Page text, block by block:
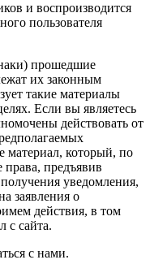
и воспроизводится
пользователя
прошедшие
их законным
такие материалы
Если вы являетесь
действовать от
материал, который, по
предъявив
уведомления,
заявления о
действия, в том
с сайта.
с нами.